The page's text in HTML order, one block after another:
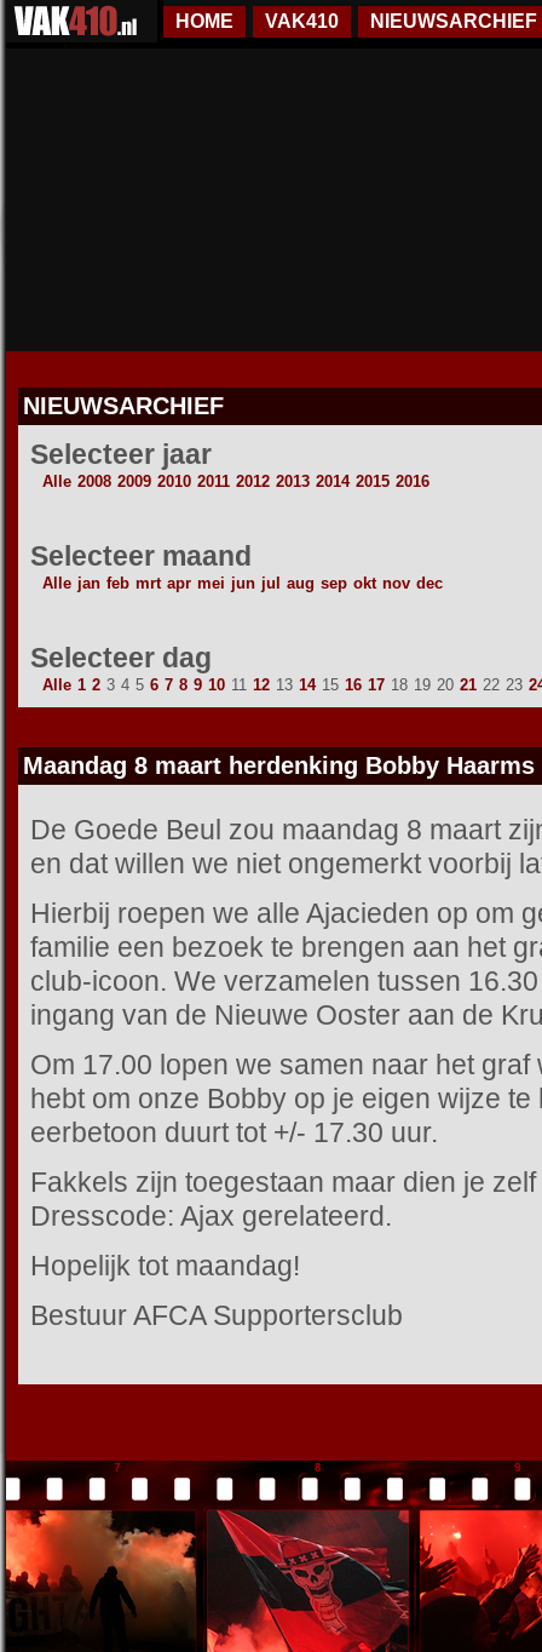
HOME VAK410 NIEUWSARCHIEF
NIEUWSARCHIEF
Selecteer jaar
Alle 2008 2009 2010 2011 2012 2013 2014 2015 2016
Selecteer maand
Alle jan feb mrt apr mei jun jul aug sep okt nov dec
Selecteer dag
Alle 1 2 3 4 5 6 7 8 9 10 11 12 13 14 15 16 17 18 19 20 21 22 23
Maandag 8 maart herdenking Bobby Haarms
De Goede Beul zou maandag 8 maart
en dat willen we niet ongemerkt voorbij
Hierbij roepen we alle Ajacieden op om
familie een bezoek te brengen aan het
club-icoon. We verzamelen tussen
ingang van de Nieuwe Ooster aan de
Om 17.00 lopen we samen naar het
hebt om onze Bobby op je eigen wijze
eerbetoon duurt tot +/- 17.30 uur.
Fakkels zijn toegestaan maar dien je
Dresscode: Ajax gerelateerd.
Hopelijk tot maandag!
Bestuur AFCA Supportersclub